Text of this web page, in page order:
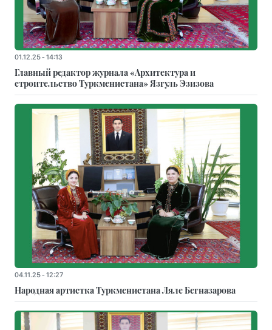
01.12.25 - 14:13
Главный редактор журнала «Архитектура и
строительство Туркменистана» Язгуль Эзизова
04.11.25 - 12:27
Народная артистка Туркменистана Ляле Бегназарова